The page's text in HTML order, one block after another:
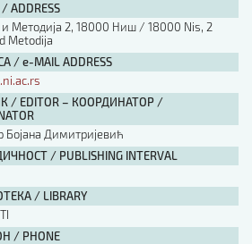
ADDRESS
Методија 2, 18000 Ниш / 18000 Nis, 2
Metodija
/ e-MAIL ADDRESS
/ EDITOR – КООРДИНАТОР /
Бојана Димитријевић
/ PUBLISHING INTERVAL
/ LIBRARY
/ PHONE